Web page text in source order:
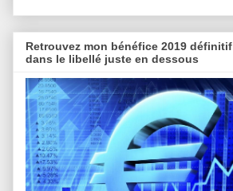
Retrouvez mon bénéfice 2019 définitif
dans le libellé juste en dessous